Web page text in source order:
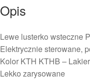
Opis
Lewe lusterko wsteczne
Elektrycznie sterowane,
Kolor KTH KTHB –
Lekko zarysowane